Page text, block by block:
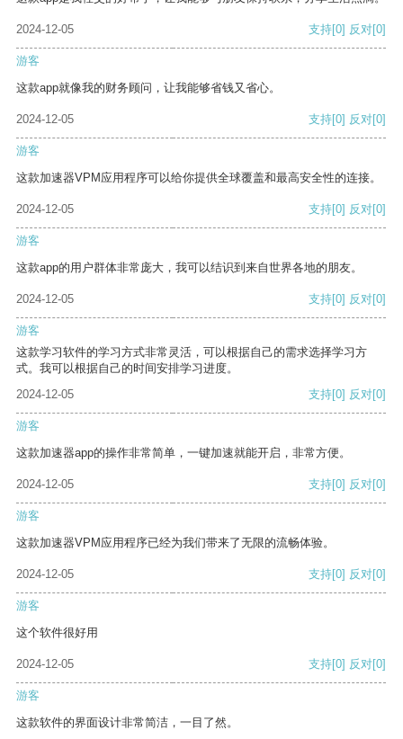
2024-12-05 支持[0] 反对[0]
游客
这款app就像我的财务顾问，让我能够省钱又省心。
2024-12-05 支持[0] 反对[0]
游客
这款加速器VPM应用程序可以给你提供全球覆盖和最高安全性的连接。
2024-12-05 支持[0] 反对[0]
游客
这款app的用户群体非常庞大，我可以结识到来自世界各地的朋友。
2024-12-05 支持[0] 反对[0]
游客
这款学习软件的学习方式非常灵活，可以根据自己的需求选择学习方
式。我可以根据自己的时间安排学习进度。
2024-12-05
支持[0] 反对[0]
游客
这款加速器app的操作非常简单，一键加速就能开启，非常方便。
2024-12-05 支持[0] 反对[0]
游客
这款加速器VPM应用程序已经为我们带来了无限的流畅体验。
2024-12-05 支持[0] 反对[0]
游客
这个软件很好用
2024-12-05 支持[0] 反对[0]
游客
这款软件的界面设计非常简洁，一目了然。